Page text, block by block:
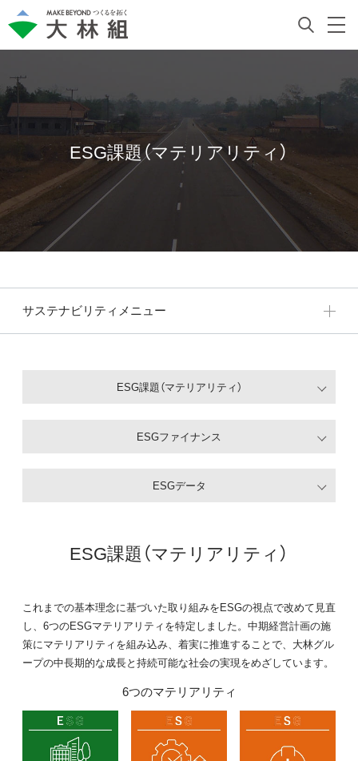
ESG課題（マテリアリティ）
サステナビリティメニュー
ESG課題（マテリアリティ）
ESGファイナンス
ESGデータ
ESG課題（マテリアリティ）
これまでの基本理念に基づいた取り組みをESGの視点で改めて見直
し、6つのESGマテリアリティを特定しました。中期経営計画の施
策にマテリアリティを組み込み、着実に推進することで、大林グル
ープの中長期的な成長と持続可能な社会の実現をめざしています。
6つのマテリアリティ